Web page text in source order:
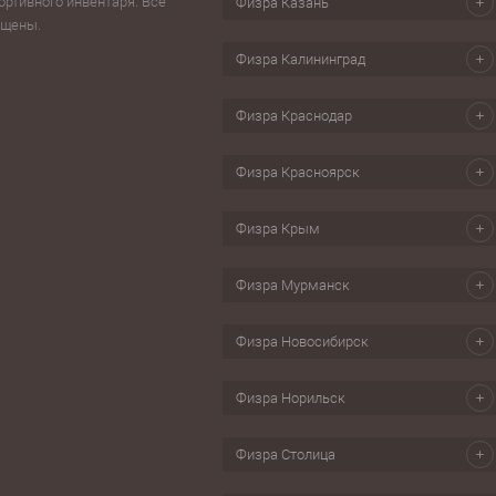
Настольные игры
Свистки
Скандинавская ходьба
Физра Калининград
Физра Краснодар
Физра Красноярск
Физра Крым
Физра Мурманск
Физра Новосибирск
Физра Норильск
Физра Столица